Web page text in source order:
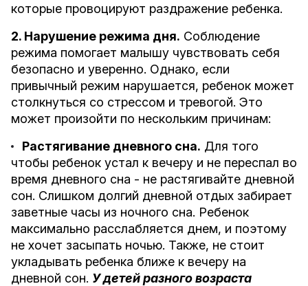
которые провоцируют раздражение ребенка.
2. Нарушение режима дня. Соблюдение
режима помогает малышу чувствовать себя
безопасно и уверенно. Однако, если
привычный режим нарушается, ребенок может
столкнуться со стрессом и тревогой. Это
может произойти по нескольким причинам:
Растягивание дневного сна. Для того
чтобы ребенок устал к вечеру и не переспал во
время дневного сна - не растягивайте дневной
сон. Слишком долгий дневной отдых забирает
заветные часы из ночного сна. Ребенок
максимально расслабляется днем, и поэтому
не хочет засыпать ночью. Также, не стоит
укладывать ребенка ближе к вечеру на
дневной сон. У детей разного возраста